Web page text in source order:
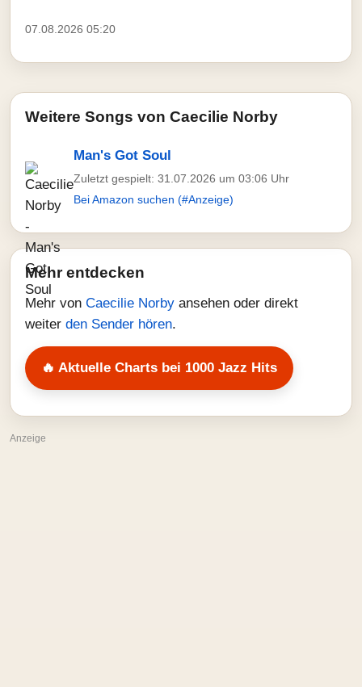
07.08.2026 05:20
Weitere Songs von Caecilie Norby
Man's Got Soul
Zuletzt gespielt: 31.07.2026 um 03:06 Uhr
Bei Amazon suchen (#Anzeige)
Mehr entdecken
Mehr von Caecilie Norby ansehen oder direkt
weiter den Sender hören.
🔥 Aktuelle Charts bei 1000 Jazz Hits
Anzeige